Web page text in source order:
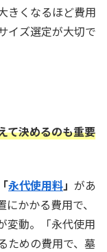
きくなるほど費用
イズ選定が大切で
て決めるのも重要
「永代使用料」 があ
かかる費用で、
変動。「永代使用
ための費用で、墓